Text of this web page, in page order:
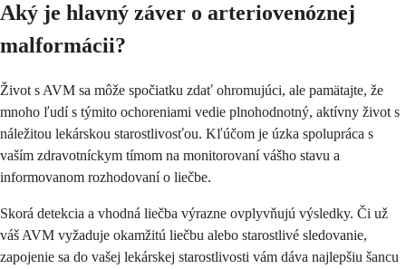
Aký je hlavný záver o arteriovenóznej
malformácii?
Život s AVM sa môže spočiatku zdať ohromujúci, ale pamätajte, že
mnoho ľudí s týmito ochoreniami vedie plnohodnotný, aktívny život s
náležitou lekárskou starostlivosťou. Kľúčom je úzka spolupráca s
vaším zdravotníckym tímom na monitorovaní vášho stavu a
informovanom rozhodovaní o liečbe.
Skorá detekcia a vhodná liečba výrazne ovplyvňujú výsledky. Či už
váš AVM vyžaduje okamžitú liečbu alebo starostlivé sledovanie,
zapojenie sa do vašej lekárskej starostlivosti vám dáva najlepšiu šancu